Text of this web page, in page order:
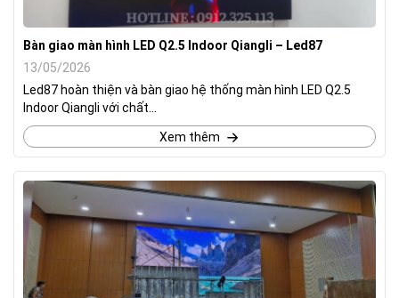
Bàn giao màn hình LED Q2.5 Indoor Qiangli – Led87
13/05/2026
Led87 hoàn thiện và bàn giao hệ thống màn hình LED Q2.5
Indoor Qiangli với chất...
Xem thêm